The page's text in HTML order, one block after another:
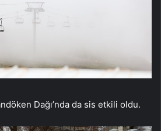
Dağı’nda da sis etkili oldu.